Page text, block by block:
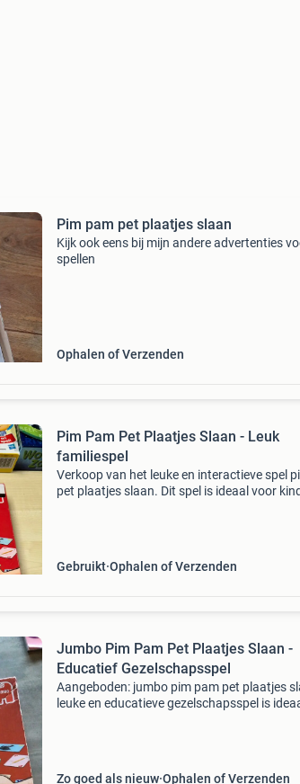
Pim pam pet plaatjes slaan
Kijk ook eens bij mijn andere advertenties
spellen
Ophalen of Verzenden
Pim Pam Pet Plaatjes Slaan - Leuk
familiespel
Verkoop van het leuke en interactieve spel
pet plaatjes slaan. Dit spel is ideaal voor
Gebruikt Ophalen of Verzenden
Jumbo Pim Pam Pet Plaatjes Slaan -
Educatief Gezelschapsspel
Aangeboden: jumbo pim pam pet plaatjes
leuke en educatieve gezelschapsspel is
Zo goed als nieuw Ophalen of Verzenden